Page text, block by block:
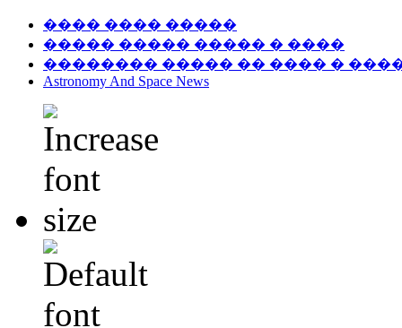
���� ���� �����
����� ����� ����� � ����
�������� ����� �� ���� �
Astronomy And Space News